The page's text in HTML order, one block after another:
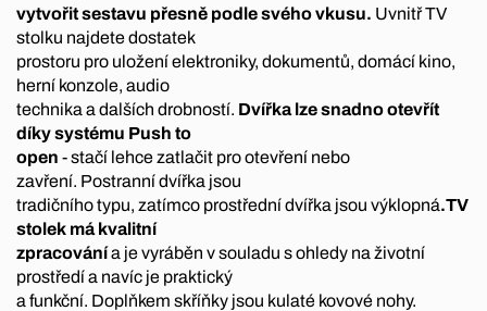
vytvořit sestavu přesně podle svého vkusu. Uvnitř TV
stolku najdete dostatek
prostoru pro uložení elektroniky, dokumentů, domácí kino,
herní konzole, audio
technika a dalších drobností. Dvířka lze snadno otevřít
díky systému Push to
open - stačí lehce zatlačit pro otevření nebo
zavření. Postranní dvířka jsou
tradičního typu, zatímco prostřední dvířka jsou výklopná.TV
stolek má kvalitní
zpracovánía je vyráběn v souladu s ohledy na životní
prostředí a navíc je praktický
a funkční. Doplňkem skříňky jsou kulaté kovové nohy.